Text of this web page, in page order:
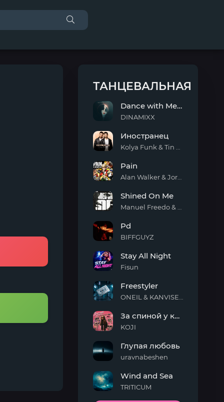
ТАНЦЕВАЛЬНАЯ
with
Me
Dance with Me Tonight
DINAMIXX
Иностранец
Pain
On
Me
Shined On Me
Pd
BIFFGUYZ
All
Night
Stay All Night
Fisun
Freestyler
спиной
у
За спиной у кисы
KOJI
любовь
Глупая любовь
uravnabeshen
Wind and Sea
TRITICUM